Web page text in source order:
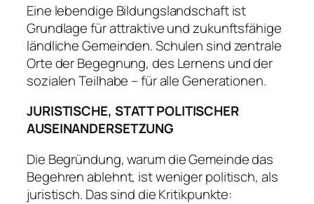
Eine lebendige Bildungslandschaft ist
Grundlage für attraktive und zukunftsfähige
ländliche Gemeinden. Schulen sind zentrale
Orte der Begegnung, des Lernens und der
sozialen Teilhabe – für alle Generationen.
JURISTISCHE, STATT POLITISCHER
AUSEINANDERSETZUNG
Die Begründung, warum die Gemeinde das
Begehren ablehnt, ist weniger politisch, als
juristisch. Das sind die Kritikpunkte: